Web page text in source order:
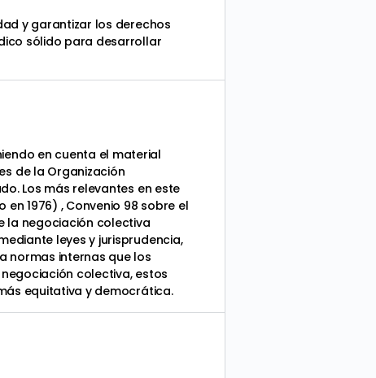
y garantizar los derechos
sólido para desarrollar
en cuenta el material
de la Organización
Los más relevantes en este
1976) , Convenio 98 sobre el
la negociación colectiva
leyes y jurisprudencia,
normas internas que los
colectiva, estos
equitativa y democrática.